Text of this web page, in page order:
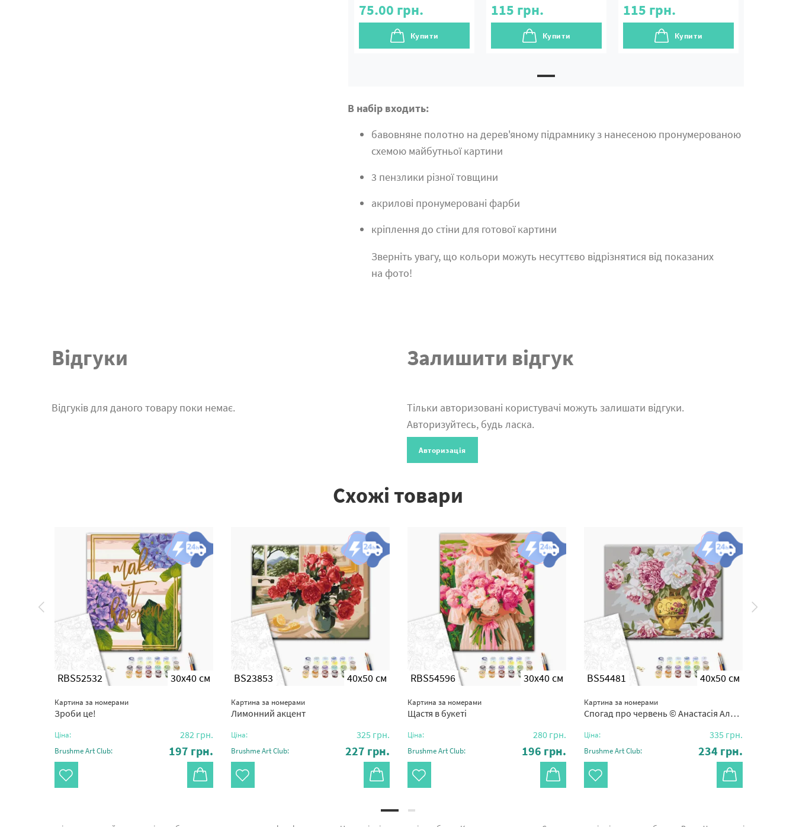
75.00 грн.
Купити
115 грн.
Купити
115 грн.
Купити
В набір входить:
бавовняне полотно на дерев'яному підрамнику з нанесеною пронумерованою
схемою майбутньої картини
3 пензлики різної товщини
акрилові пронумеровані фарби
кріплення до стіни для готової картини
Зверніть увагу, що кольори можуть несуттєво відрізнятися від показаних
на фото!
Відгуки
Відгуків для даного товару поки немає.
Залишити відгук
Тільки авторизовані користувачі можуть залишати відгуки.
Авторизуйтесь, будь ласка.
Авторизація
Схожі товари
RBS52532 30x40 см
Картина за номерами
Зроби це!
Ціна: 282 грн.
Brushme Art Club: 197 грн.
BS23853 40x50 см
Картина за номерами
Лимонний акцент
Ціна: 325 грн.
Brushme Art Club: 227 грн.
RBS54596 30x40 см
Картина за номерами
Щастя в букеті
Ціна: 280 грн.
Brushme Art Club: 196 грн.
BS54481 40x50 см
Картина за номерами
Спогад про червень © Анастасія Альохіна
Ціна: 335 грн.
Brushme Art Club: 234 грн.